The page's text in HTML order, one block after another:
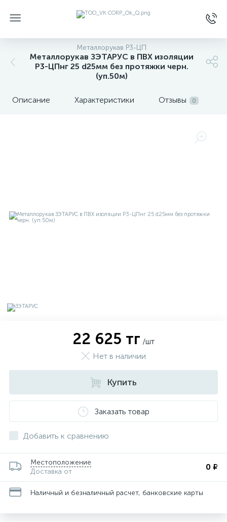
Металлорукав Р3-ЦП
Металлорукав ЗЭТАРУС в ПВХ изоляции
Р3-ЦПнг 25 d25мм без протяжки черн.
(уп.50м)
Описание Характеристики Отзывы 0
22 625 тг /шт
Нет в наличии
Купить
Заказать товар
Добавить к сравнению
Местоположение
Доставка от
0 ₽
Наличный и безналичный расчет, банковские карты